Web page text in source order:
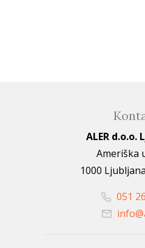
ALER d.o.o.
Ameriška
1000
051